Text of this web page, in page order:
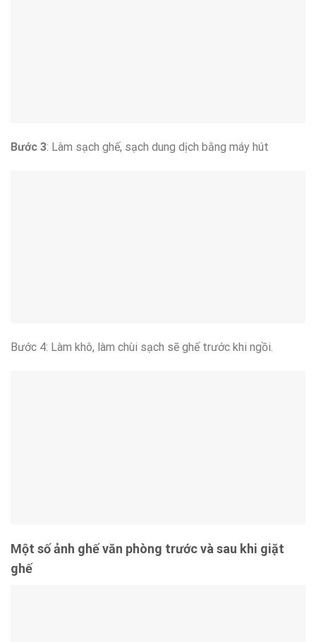
Bước 3: Làm sạch ghế, sạch dung dịch bằng máy hút
Bước 4: Làm khô, làm chùi sạch sẽ ghế trước khi ngồi.
Một số ảnh ghế văn phòng trước và sau khi giặt
ghế